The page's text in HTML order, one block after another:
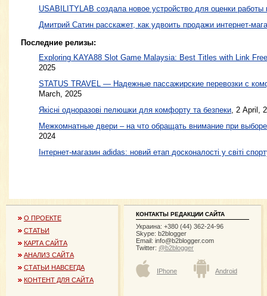
USABILITYLAB создала новое устройство для оценки работы
Дмитрий Сатин расскажет, как удвоить продажи интернет-
Последние релизы:
Exploring KAYA88 Slot Game Malaysia: Best Titles with Link
2025
STATUS TRAVEL — Надежные пассажирские перевозки с
March, 2025
Якісні одноразові пелюшки для комфорту та безпеки , 2 April,
Межкомнатные двери – на что обращать внимание при
2024
Інтернет-магазин adidas: новий етап досконалості у світі
О ПРОЕКТЕ
СТАТЬИ
КАРТА САЙТА
АНАЛИЗ САЙТА
СТАТЬИ НАВСЕГДА
КОНТЕНТ ДЛЯ САЙТА
КОНТАКТЫ РЕДАКЦИИ САЙТА
Украина: +380 (44) 362-24-96
Skype: b2blogger
Email: info@b2blogger.com
Twitter: @b2blogger
IPhone Android